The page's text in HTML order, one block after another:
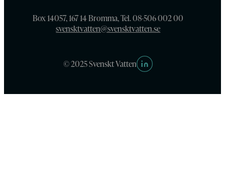
Box 14057, 167 14 Bromma, Tel. 08-506 002 00
svensktvatten@svensktvatten.se
© 2025 Svenskt Vatten